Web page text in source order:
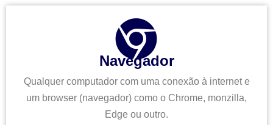
Navegador
Qualquer computador com uma conexão à internet e
um browser (navegador) como o Chrome, monzilla,
Edge ou outro.